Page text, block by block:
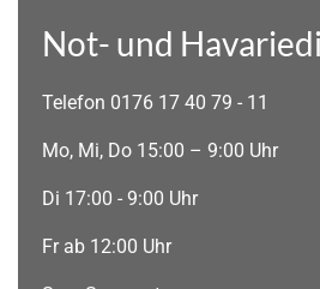
Not- und
Telefon 0176 17 40 79 - 11
Mo, Mi, Do 15:00 – 9:00 Uhr
Di 17:00 - 9:00 Uhr
Fr ab 12:00 Uhr